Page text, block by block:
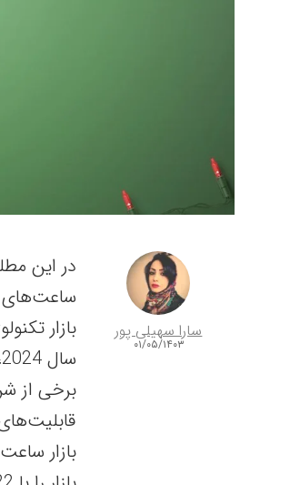
سارا سهیلی پور
۰۱/۰۵/۱۴۰۳
در این
ساعت‌های
بازار
برخی از
بازار